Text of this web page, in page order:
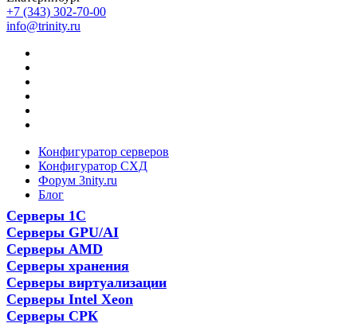
+7 (343) 302-70-00
info@trinity.ru
Конфигуратор серверов
Конфигуратор СХД
Форум 3nity.ru
Блог
Серверы 1С
Серверы GPU/AI
Серверы AMD
Серверы хранения
Серверы виртуализации
Серверы Intel Xeon
Серверы СРК